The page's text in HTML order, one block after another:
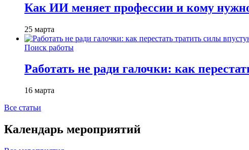
Как ИИ меняет профессии и кому
25 марта
Поиск работы
Работать не ради галочки: как
16 марта
Все статьи
Календарь мероприятий